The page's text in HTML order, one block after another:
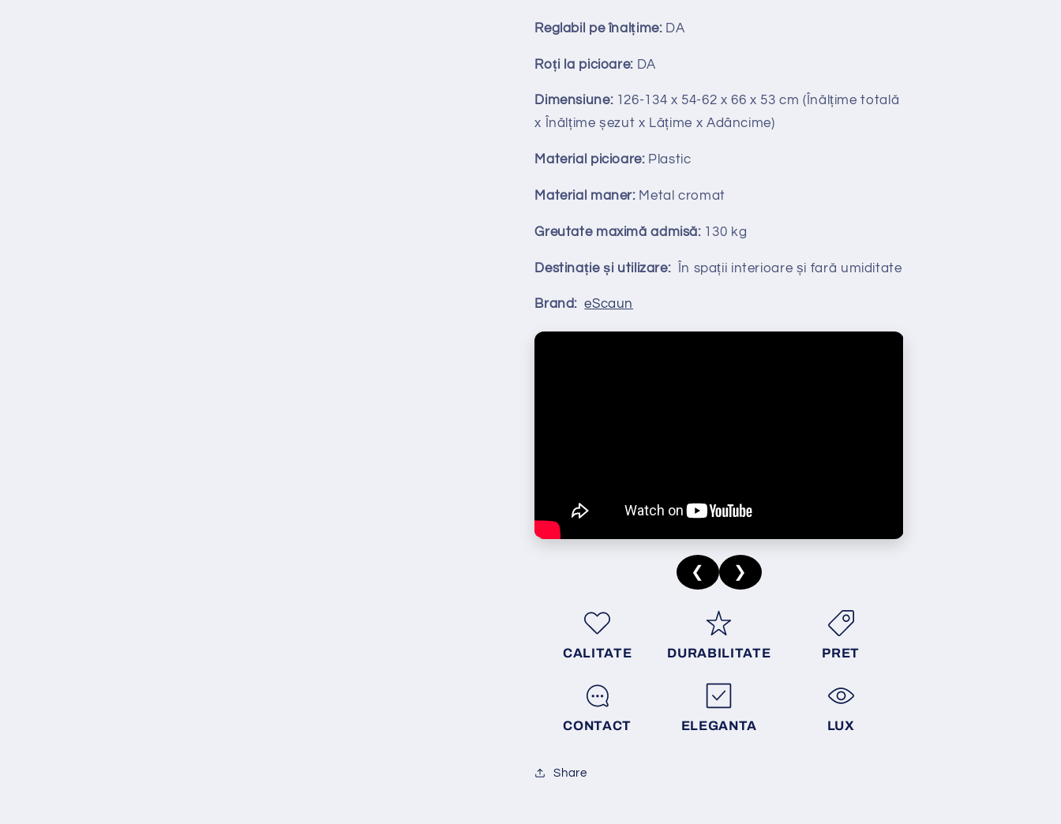
Reglabil peînalțime: DA
Roți la picioare: DA
Dimensiune:126-134 x 54-62 x 66 x 53 cm (Înălțime totală
x Înălțimeșezut x Lățime x Adâncime)
Material picioare:Plastic
Material maner: Metal cromat
Greutate maximă admisă: 130 kg
Destinație și utilizare:În spații interioare și fară umiditate
Brand:eScaun
❮ ❯
CALITATE DURABILITATE PRET
CONTACT ELEGANTA LUX
Share